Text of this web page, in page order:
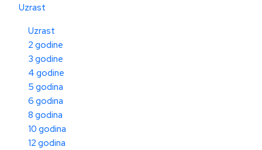
Uzrast
Uzrast
2 godine
3 godine
4 godine
5 godina
6 godina
8 godina
10 godina
12 godina